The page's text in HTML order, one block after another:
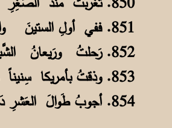
851. ففي أولِ الستينَ والعُمْرُ مُقـبِـلٌ رَحلتُ لأمريكا وحـيداً بـلا خـلِّ
852. رَحلتُ ورَيعانُ الشَّبـابِ يَهزُّني إلى مِهنةِ الإنسانِ والعَطفِ والنُّبْلِ
853. وذقتُ بأمريكا سِنيناً مـنِ الأسى وسأماً مع التغريبِ بالجِسـمِ والعَقلِ
854. أجوبُ طَوالَ العَشرِ دَرساً ومَعْمَلاً وآلافَ أمراضٍ منَ الرأسِ للرجلِ